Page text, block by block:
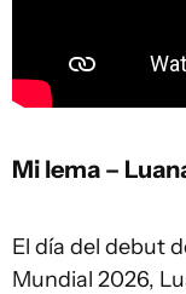
Mi lema –
El día del debut
Mundial 2026,